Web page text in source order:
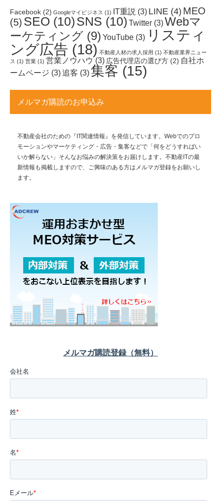
Facebook (2) Googleマイビジネス (1) IT重説 (3) LINE (4) MEO
(5) SEO (10)SNS (10) Twitter (3)Webマ
ーケティング (9) YouTube (3) リスティ
ング広告 (18) 不動産人材の求人採用 (1) 不動産業界ニュー
ス (1) 営業 (1) 営業ノウハウ(3) 広告代理店の選び方 (2) 自社ホ
ームページ (3)追客 (3)集客 (15)
メルマガ購読のお申込み
不動産会社のための『IT関連情報』を発信しています。Webでのプロ
モーションやマーケティング・広告・集客などで「何をどうすればい
いか解らない」そんなお悩みの解決策をお届けします。不動産ITの最
新情報も掲載しますので、ご興味のある方はメルマガ登録をお願いし
ます。